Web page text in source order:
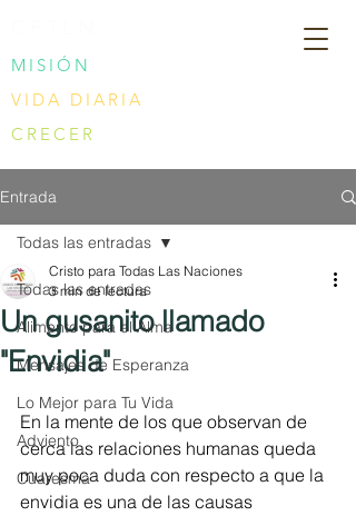
MISIÓN
VIDA DIARIA
CRECER
Entrada
Todas las entradas
Alimento para el Alma
Mensajes de Esperanza
Lo Mejor para Tu Vida
Adviento
Cuaresma
Todas las entradas
Un gusanito llamado
"Envidia"
Cristo para Todas Las Naciones
3 min de lectura
En la mente de los que observan de
cerca las relaciones humanas queda
muy poca duda con respecto a que la
envidia es una de las causas